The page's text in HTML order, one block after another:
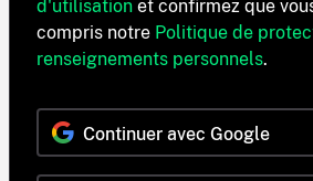
d'utilisation et confirmez que
compris notre Politique de
renseignements personnels.
Continuer avec Google